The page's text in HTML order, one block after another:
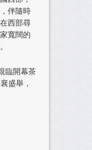
伴隨時
西部尋
寬闊的
臨開幕茶
盛舉，